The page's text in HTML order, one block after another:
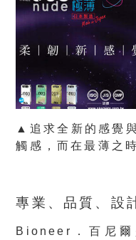
▲追求全新的感覺
觸感，而在最薄之
專業、品質、設
Bioneer．百尼